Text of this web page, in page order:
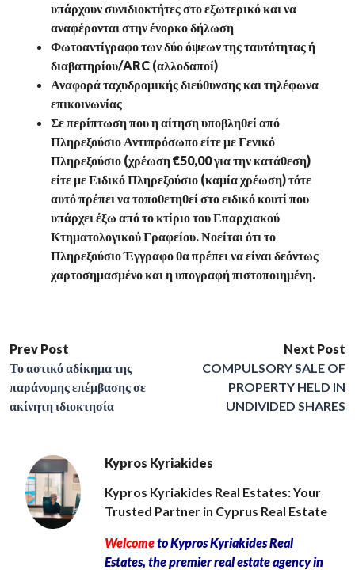
υπάρχουν συνιδιοκτήτες στο εξωτερικό και να
αναφέρονται στην ένορκο δήλωση
Φωτοαντίγραφο των δύο όψεων της ταυτότητας ή
διαβατηρίου/ARC (αλλοδαποί)
Αναφορά ταχυδρομικής διεύθυνσης και τηλέφωνα
επικοινωνίας
Σε περίπτωση που η αίτηση υποβληθεί από
Πληρεξούσιο Αντιπρόσωπο είτε με Γενικό
Πληρεξούσιο (χρέωση €50,00 για την κατάθεση)
είτε με Ειδικό Πληρεξούσιο (καμία χρέωση) τότε
αυτό πρέπει να τοποθετηθεί στο ειδικό κουτί που
υπάρχει έξω από το κτίριο του Επαρχιακού
Κτηματολογικού Γραφείου. Νοείται ότι το
Πληρεξούσιο Έγγραφο θα πρέπει να είναι δεόντως
χαρτοσημασμένο και η υπογραφή πιστοποιημένη.
Prev Post
Το αστικό αδίκημα της
παράνομης επέμβασης σε
ακίνητη ιδιοκτησία
Next Post
COMPULSORY SALE OF
PROPERTY HELD IN
UNDIVIDED SHARES
Kypros Kyriakides
Kypros Kyriakides Real Estates: Your
Trusted Partner in Cyprus Real Estate
Welcometo Kypros Kyriakides Real
Estates, the premier real estate agency in